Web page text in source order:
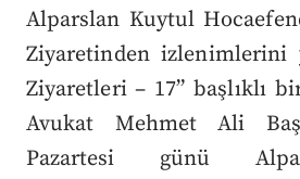
Alparslan Kuytul
Ziyaretinden izlenimlerini
Ziyaretleri – 17” başlıklı
Avukat Mehmet Ali
Pazartesi günü